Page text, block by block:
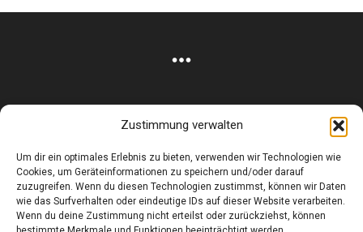
Zustimmung verwalten
Um dir ein optimales Erlebnis zu bieten, verwenden wir Technologien wie
Cookies, um Geräteinformationen zu speichern und/oder darauf
zuzugreifen. Wenn du diesen Technologien zustimmst, können wir Daten
wie das Surfverhalten oder eindeutige IDs auf dieser Website verarbeiten.
Wenn du deine Zustimmung nicht erteilst oder zurückziehst, können
Corneliusstr. 19, München, 80469, Germany
Telefon: +49 (0)89 552 985 72
Öffnungszeiten: Di. - FR. 11.00 –19.30 UHR · SA. 11.00 –18.00
UHR